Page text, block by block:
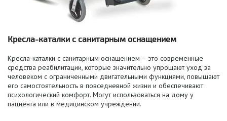
Кресла-каталки с санитарным оснащением
Кресла-каталки с санитарным оснащением – это современные
средства реабилитации, которые значительно упрощают уход за
человеком с ограниченными двигательными функциями, повышают
его самостоятельность в повседневной жизни и обеспечивают
психологический комфорт. Могут использоваться на дому у
пациента или в медицинском учреждении.